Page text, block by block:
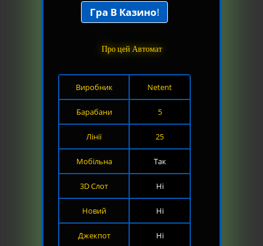
Гра В Казино!
Про цей Автомат
Виробник Netent
Барабани 5
Лінії 25
Мобільна Так
3D Слот Ні
Новий Ні
Джекпот Ні